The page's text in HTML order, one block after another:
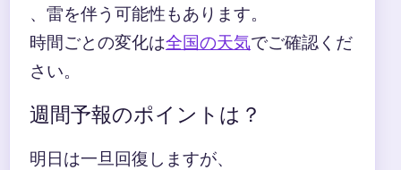
、雷を伴う可能性もあります。
時間ごとの変化は全国の天気でご確認くだ
さい。
週間予報のポイントは？
明日は一旦回復しますが、